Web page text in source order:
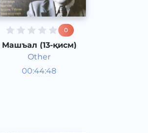
0
Машъал (13-қисм)
Other
00:44:48
Ўзбек адабиёти